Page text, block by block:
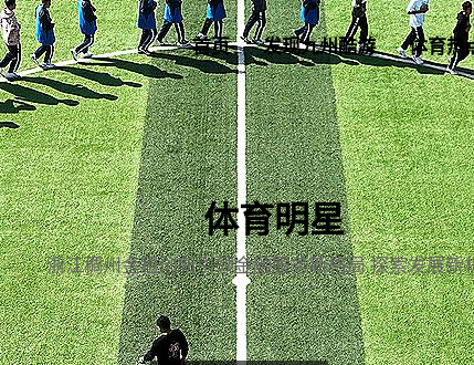
首页 发现九州酷游 体育热
体育明星
浙江稠州金租创新引领金融服务新格局 探索发展新